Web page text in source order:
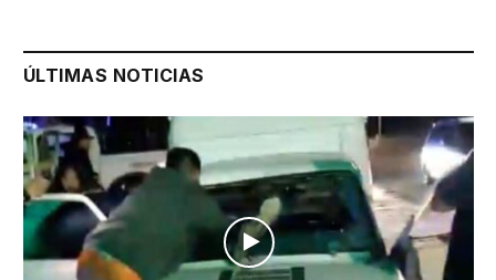
ÚLTIMAS NOTICIAS